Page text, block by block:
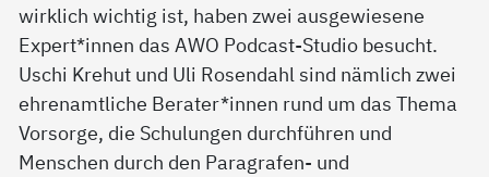
wirklich wichtig ist, haben zwei ausgewiesene
Expert*innen das AWO Podcast-Studio besucht.
Uschi Krehut und Uli Rosendahl sind nämlich zwei
ehrenamtliche Berater*innen rund um das Thema
Vorsorge, die Schulungen durchführen und
Menschen durch den Paragrafen- und